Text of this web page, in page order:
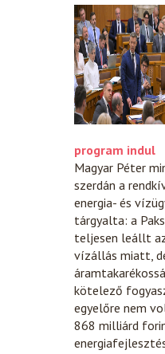
program indul
Magyar Péter
szerdán a
energia- és
tárgyalta: a
teljesen leállt
vízállás miatt,
kötelező
egyelőre nem
868 milliárd